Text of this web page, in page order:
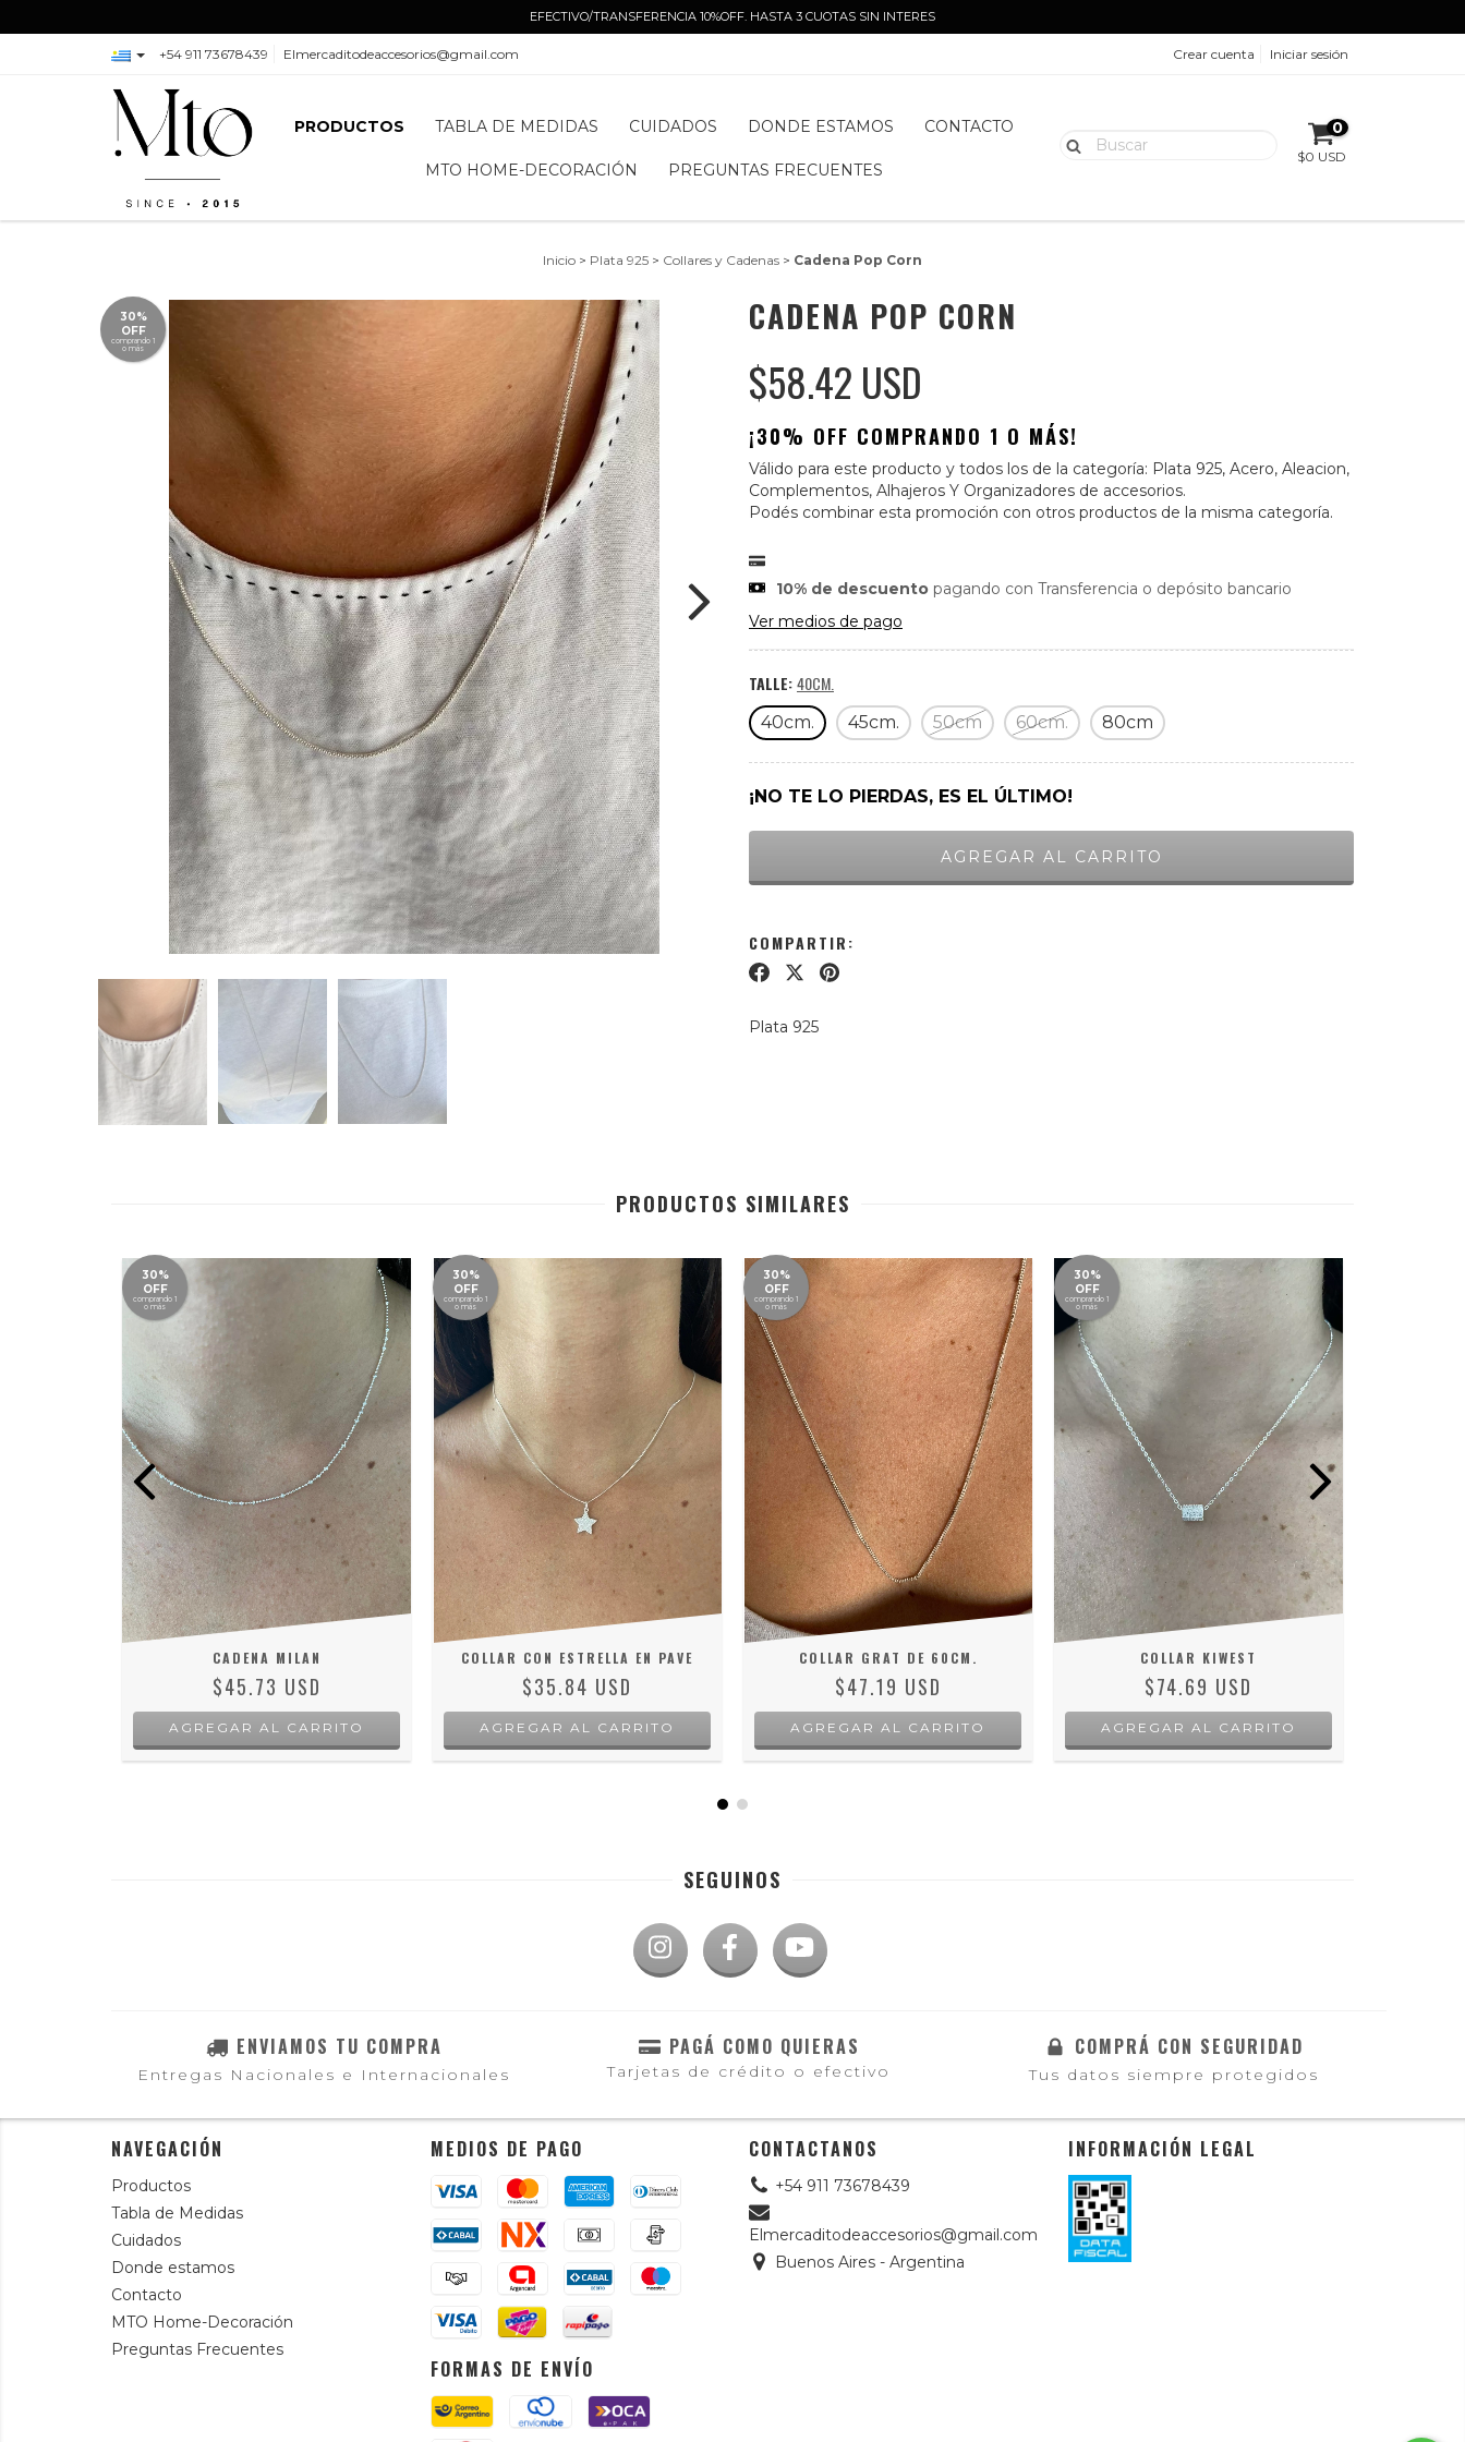
EFECTIVO/TRANSFERENCIA 10%OFF. HASTA 3 CUOTAS SIN INTERES
+54 911 73678439 Elmercaditodeaccesorios@gmail.com Crear cuenta Iniciar sesión
PRODUCTOS TABLA DE MEDIDAS CUIDADOS DONDE ESTAMOS CONTACTO
MTO HOME-DECORACIÓN PREGUNTAS FRECUENTES
0
$0 USD
Inicio > Plata 925 > Collares y Cadenas > Cadena Pop Corn
30%
OFF
comprando 1
o más
CADENA POP CORN
$58.42 USD
¡30% OFF COMPRANDO 1 O MÁS!
Válido para este producto y todos los de la categoría: Plata 925, Acero, Aleacion,
Complementos, Alhajeros Y Organizadores de accesorios.
Podés combinar esta promoción con otros productos de la misma categoría.
10% de descuento pagando con Transferencia o depósito bancario
Ver medios de pago
TALLE:40CM.
40cm. 45cm. 50cm 60cm. 80cm
¡NO TE LO PIERDAS, ES EL ÚLTIMO!
COMPARTIR:
Plata 925
PRODUCTOS SIMILARES
30%
OFF
comprando 1
o más
CADENA MILAN
$45.73 USD
AGREGAR AL CARRITO
30%
OFF
comprando 1
o más
COLLAR CON ESTRELLA EN PAVE
$35.84 USD
AGREGAR AL CARRITO
30%
OFF
comprando 1
o más
COLLAR GRAT DE 60CM.
$47.19 USD
30%
OFF
comprando 1
o más
COLLAR KIWEST
$74.69 USD
SEGUINOS
ENVIAMOS TU COMPRA
Entregas Nacionales e Internacionales
PAGÁ COMO QUIERAS
Tarjetas de crédito o efectivo
COMPRÁ CON SEGURIDAD
Tus datos siempre protegidos
NAVEGACIÓN
Productos
Tabla de Medidas
Cuidados
Donde estamos
Contacto
MTO Home-Decoración
Preguntas Frecuentes
MEDIOS DE PAGO
FORMAS DE ENVÍO
CONTACTANOS
+54 911 73678439
Elmercaditodeaccesorios@gmail.com
Buenos Aires - Argentina
INFORMACIÓN LEGAL